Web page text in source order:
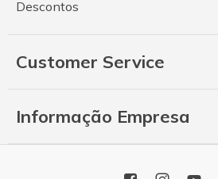
Descontos
Customer Service
Informação Empresa